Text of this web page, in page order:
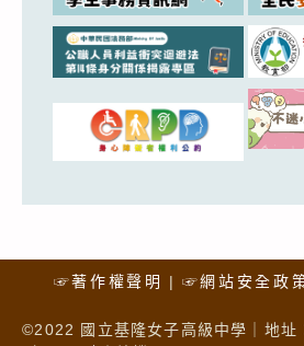
☞著作權聲明 ☞網站安全政
©2022 國立基隆女子高級中學｜地